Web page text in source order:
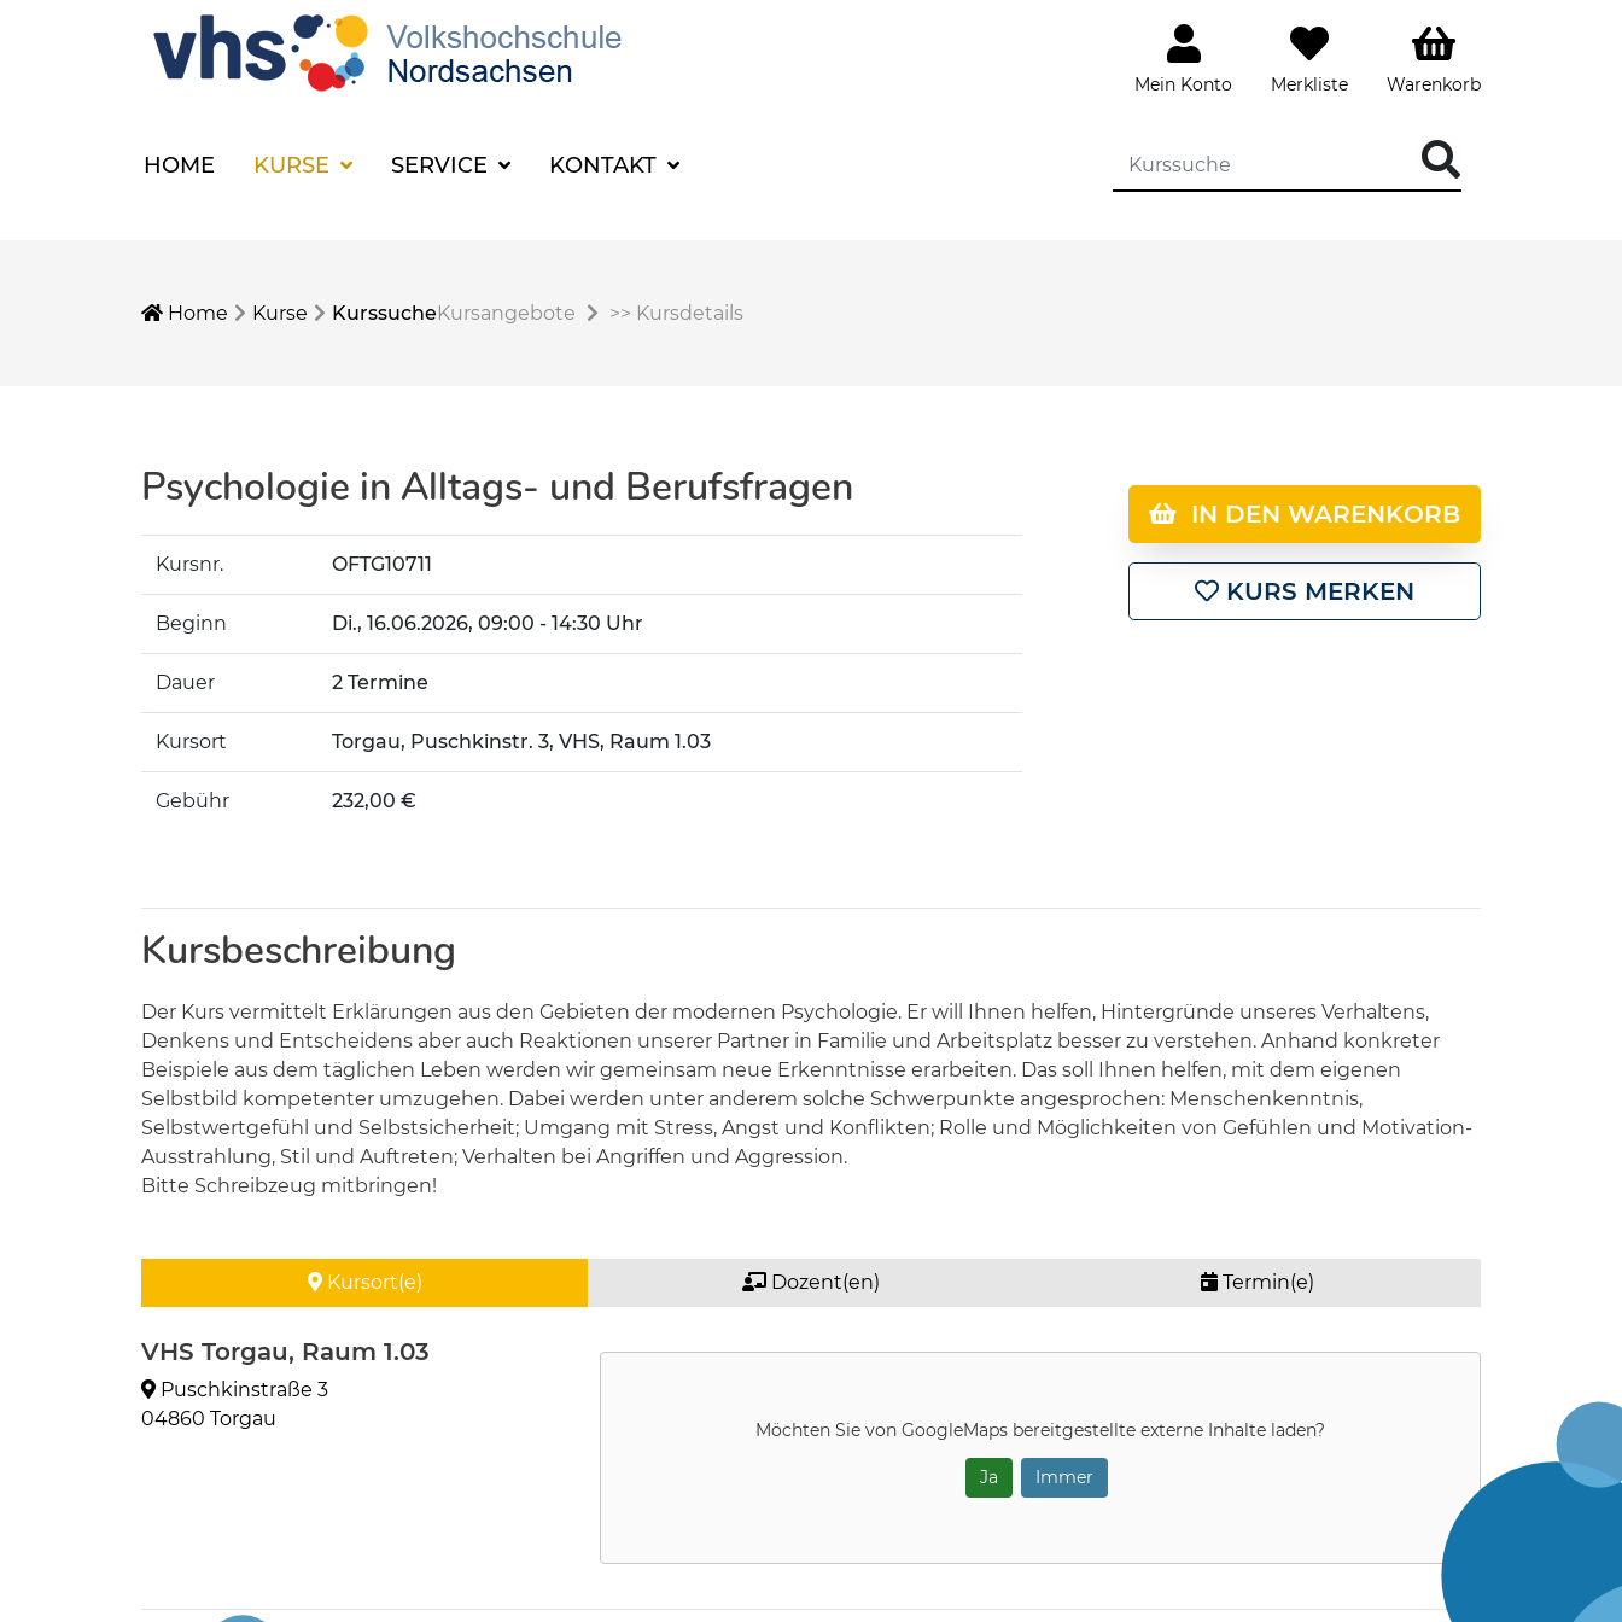
Mein Konto Merkliste Warenkorb
HOME KURSE SERVICE KONTAKT
Home Kurse KurssucheKursangebote >> Kursdetails
Psychologie in Alltags- und Berufsfragen
Kursnr. OFTG10711
Beginn Di., 16.06.2026, 09:00 - 14:30 Uhr
Dauer 2 Termine
Kursort Torgau, Puschkinstr. 3, VHS, Raum 1.03
Gebühr 232,00 €
IN DEN WARENKORB
KURS MERKEN
Kursbeschreibung
Der Kurs vermittelt Erklärungen aus den Gebieten der modernen Psychologie. Er will Ihnen helfen, Hintergründe unseres Verhaltens,
Denkens und Entscheidens aber auch Reaktionen unserer Partner in Familie und Arbeitsplatz besser zu verstehen. Anhand konkreter
Beispiele aus dem täglichen Leben werden wir gemeinsam neue Erkenntnisse erarbeiten. Das soll Ihnen helfen, mit dem eigenen
Selbstbild kompetenter umzugehen. Dabei werden unter anderem solche Schwerpunkte angesprochen: Menschenkenntnis,
Selbstwertgefühl und Selbstsicherheit; Umgang mit Stress, Angst und Konflikten; Rolle und Möglichkeiten von Gefühlen und Motivation-
Ausstrahlung, Stil und Auftreten; Verhalten bei Angriffen und Aggression.
Bitte Schreibzeug mitbringen!
Kursort(e) Dozent(en) Termin(e)
VHS Torgau, Raum 1.03
Puschkinstraße 3
04860 Torgau
Möchten Sie von GoogleMaps bereitgestellte externe Inhalte laden?
Ja Immer